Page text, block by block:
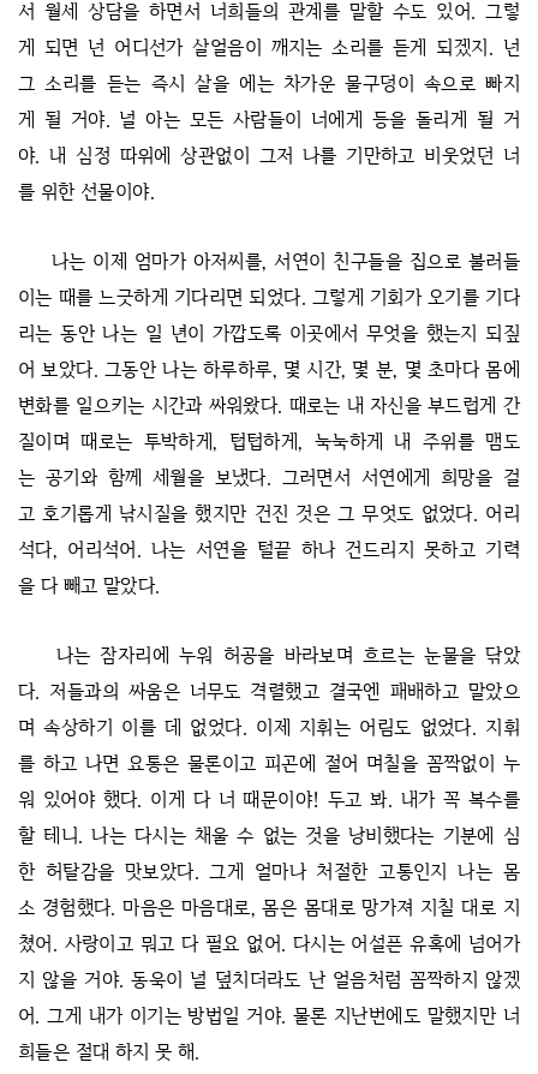
서 월세 상담을 하면서 너희들의 관계를 말할 수도 있어. 그렇
게 되면 넌 어디선가 살얼음이 깨지는 소리를 듣게 되겠지. 넌
그 소리를 듣는 즉시 살을 에는 차가운 물구덩이 속으로 빠지
게 될 거야. 널 아는 모든 사람들이 너에게 등을 돌리게 될 거
야. 내 심정 따위에 상관없이 그저 나를 기만하고 비웃었던 너
를 위한 선물이야.
나는 이제 엄마가 아저씨를, 서연이 친구들을 집으로 불러들
이는 때를 느긋하게 기다리면 되었다. 그렇게 기회가 오기를 기다
리는 동안 나는 일 년이 가깝도록 이곳에서 무엇을 했는지 되짚
어 보았다. 그동안 나는 하루하루, 몇 시간, 몇 분, 몇 초마다 몸에
변화를 일으키는 시간과 싸워왔다. 때로는 내 자신을 부드럽게 간
질이며 때로는 투박하게, 텁텁하게, 눅눅하게 내 주위를 맴도
는 공기와 함께 세월을 보냈다. 그러면서 서연에게 희망을 걸
고 호기롭게 낚시질을 했지만 건진 것은 그 무엇도 없었다. 어리
석다, 어리석어. 나는 서연을 털끝 하나 건드리지 못하고 기력
을 다 빼고 말았다.
나는 잠자리에 누워 허공을 바라보며 흐르는 눈물을 닦았
다. 저들과의 싸움은 너무도 격렬했고 결국엔 패배하고 말았으
며 속상하기 이를 데 없었다. 이제 지휘는 어림도 없었다. 지휘
를 하고 나면 요통은 물론이고 피곤에 절어 며칠을 꼼짝없이 누
워 있어야 했다. 이게 다 너 때문이야! 두고 봐. 내가 꼭 복수를
할 테니. 나는 다시는 채울 수 없는 것을 낭비했다는 기분에 심
한 허탈감을 맛보았다. 그게 얼마나 처절한 고통인지 나는 몸
소 경험했다. 마음은 마음대로, 몸은 몸대로 망가져 지칠 대로 지
쳤어. 사랑이고 뭐고 다 필요 없어. 다시는 어설픈 유혹에 넘어가
지 않을 거야. 동욱이 널 덮치더라도 난 얼음처럼 꼼짝하지 않겠
어. 그게 내가 이기는 방법일 거야. 물론 지난번에도 말했지만 너
희들은 절대 하지 못 해.